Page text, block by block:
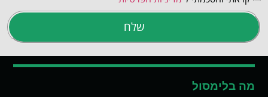
שלח
מה בלימסול